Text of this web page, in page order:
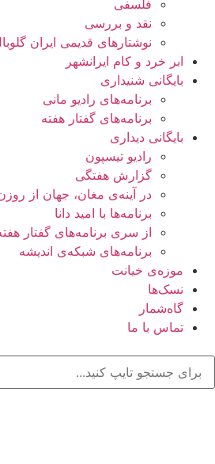
فلسفی
نقد و بررسی
نوشتارهای قدیمی ایران
ابر خرد و کام ایرانشهر
بایگانی شنيداری
برنامه‌های راديو مانی
برنامه‌های گفتار هفته
بایگانی ديداری
رادیو تیسپون
گزارش هفتگی
در آینه‌ی مغان، جهان از
برنامه‌ها با امید دانا
از سری برنامه‌های گفتار
برنامه‌های شبکه‌ی اندیشه
موزه‌ی خیانت
نسک‌ها
گاه‌شمار
تماس با ما